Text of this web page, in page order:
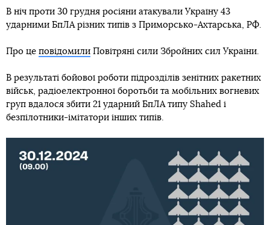
В ніч проти 30 грудня росіяни атакували Україну 43
ударними БпЛА різних типів з Приморсько-Ахтарська, РФ.
Про це повідомили Повітряні сили Збройних сил України.
В результаті бойової роботи підрозділів зенітних ракетних
військ, радіоелектронної боротьби та мобільних вогневих
груп вдалося збити 21 ударний БпЛА типу Shahed і
безпілотники-імітатори інших типів.